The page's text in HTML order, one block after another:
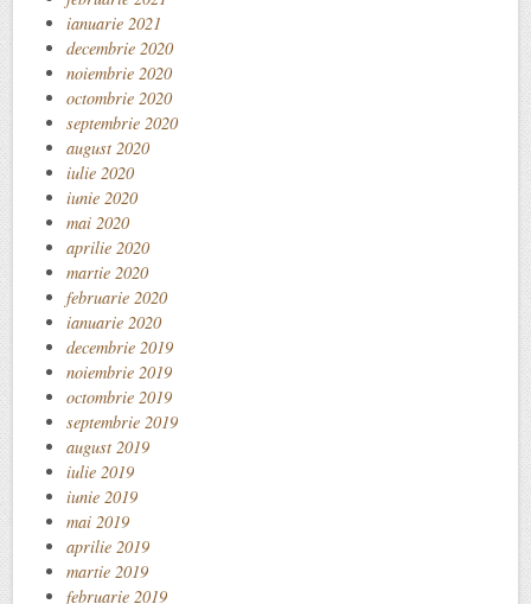
ianuarie 2021
decembrie 2020
noiembrie 2020
octombrie 2020
septembrie 2020
august 2020
iulie 2020
iunie 2020
mai 2020
aprilie 2020
martie 2020
februarie 2020
ianuarie 2020
decembrie 2019
noiembrie 2019
octombrie 2019
septembrie 2019
august 2019
iulie 2019
iunie 2019
mai 2019
aprilie 2019
martie 2019
februarie 2019